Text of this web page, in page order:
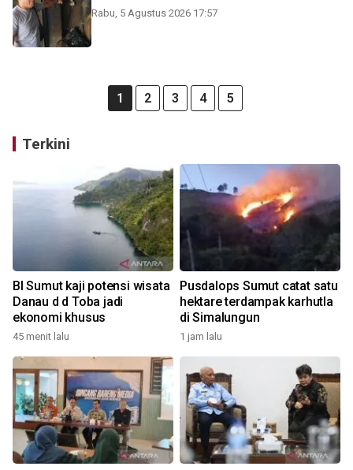
Rabu, 5 Agustus 2026 17:57
1 2 3 4 5
Terkini
BI Sumut kaji potensi wisata
Danau d d Toba jadi
ekonomi khusus
45 menit lalu
Pusdalops Sumut catat satu
hektare terdampak karhutla
di Simalungun
1 jam lalu